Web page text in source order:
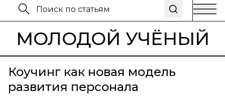
МОЛОДОЙ УЧЁНЫЙ
Коучинг как новая модель
развития персонала